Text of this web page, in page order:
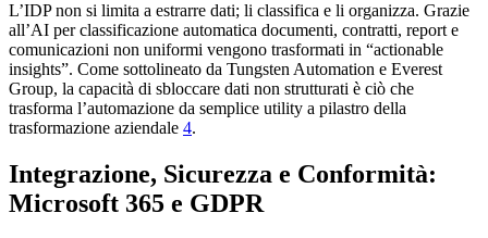
L’IDP non si limita a estrarre dati; li classifica e li organizza. Grazie
all’AI per classificazione automatica documenti, contratti, report e
comunicazioni non uniformi vengono trasformati in “actionable
insights”. Come sottolineato da Tungsten Automation e Everest
Group, la capacità di sbloccare dati non strutturati è ciò che
trasforma l’automazione da semplice utility a pilastro della
trasformazione aziendale 4.
Integrazione, Sicurezza e Conformità:
Microsoft 365 e GDPR